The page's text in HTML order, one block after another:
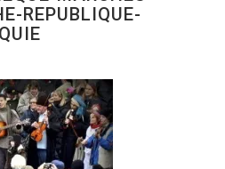
REPUBLIQUE-